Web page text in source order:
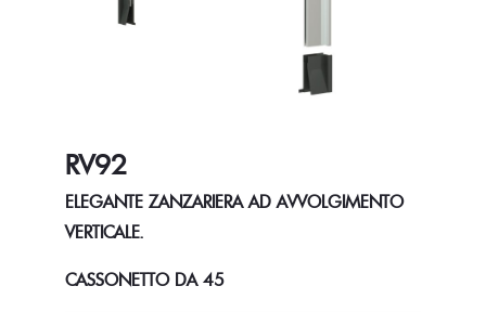
RV92
ELEGANTE ZANZARIERA AD AVVOLGIMENTO
VERTICALE.
CASSONETTO DA 45